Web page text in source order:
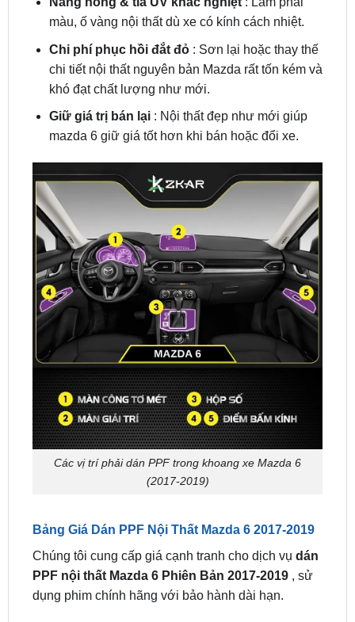
Chi phí phục hồi đắt đỏ: Sơn lại hoặc thay thế
chi tiết nội thất nguyên bản Mazda rất tốn kém và
khó đạt chất lượng như mới.
Giữ giá trị bán lại: Nội thất đẹp như mới giúp
mazda 6 giữ giá tốt hơn khi bán hoặc đổi xe.
Các vị trí phải dán PPF trong khoang xe Mazda 6
(2017-2019)
Bảng Giá Dán PPF Nội Thất Mazda 6 2017-2019
PPF nội thất Mazda 6 Phiên Bản 2017-2019, sử
dụng phim chính hãng với bảo hành dài hạn.
LOẠI
ĐẶC ĐIỂM NỔI
GIÁ DÁN
FULL NỘI